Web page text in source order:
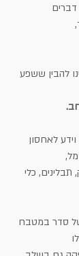
להבין ששפע
לאחסון
כלי
של סדר במטבח